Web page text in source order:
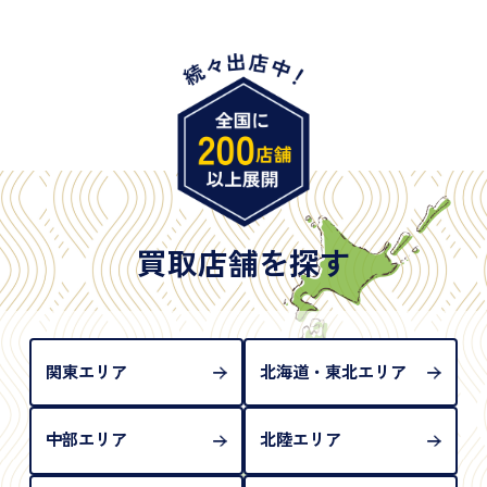
・旧パスポート
※原則として「公的機関が発行し、氏名、住所、生
年月日が記載されているもの
※日本国政府発行のもの
※2020年2月4日以降に申請された新型パスポートに
は「所持人記入欄（住所記載欄）」が存在しないた
め、単体では古物営業法上の本人確認書類として認
められない（住所確認ができないため）。補助書類
が必要となります
買取店舗を探す
関東エリア 北海道・東北エリア
中部エリア 北陸エリア